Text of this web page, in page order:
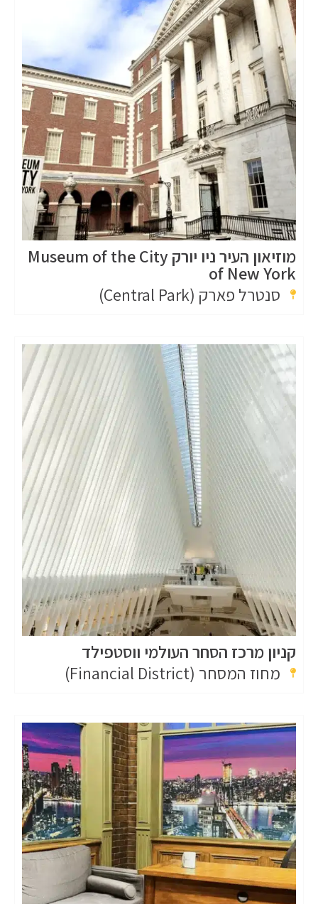
מוזיאון העיר ניו יורק Museum of the City
of New York
סנטרל פארק (Central Park)
קניון מרכז הסחר העולמי ווסטפילד
מחוז המסחר (Financial District)